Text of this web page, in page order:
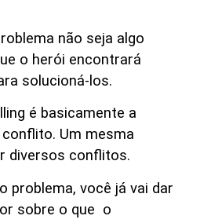
não seja algo
o herói encontrará
solucioná-los.
é basicamente a
Um mesma
diversos conflitos.
problema, você já vai dar
sobre o que o